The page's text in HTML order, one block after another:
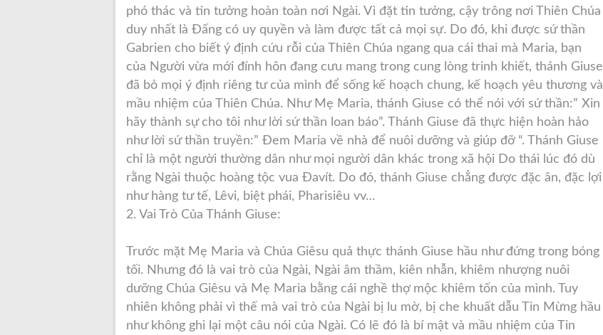
phó thác và tin tưởng hoàn toàn nơi Ngài. Vì đặt tin tưởng, cậy trông nơi Thiên Chúa
duy nhất là Đấng có uy quyền và làm được tất cả mọi sự. Do đó, khi được sứ thần
Gabrien cho biết ý định cứu rỗi của Thiên Chúa ngang qua cái thai mà Maria, bạn
của Người vừa mới đính hôn đang cưu mang trong cung lòng trinh khiết, thánh Giuse
đã bỏ mọi ý định riêng tư của mình để sống kế hoạch chung, kế hoạch yêu thương và
mầu nhiệm của Thiên Chúa. Như Mẹ Maria, thánh Giuse có thể nói với sứ thần:” Xin
hãy thành sự cho tôi như lời sứ thần loan báo”. Thánh Giuse đã thực hiện hoàn hảo
như lời sứ thần truyền:” Đem Maria về nhà để nuôi dưỡng và giúp đỡ “. Thánh Giuse
chỉ là một người thường dân như mọi người dân khác trong xã hội Do thái lúc đó dù
rằng Ngài thuộc hoàng tộc vua Đavít. Do đó, thánh Giuse chẳng được đặc ân, đặc lợi
như hàng tư tế, Lêvi, biệt phái, Pharisiêu vv…
2. Vai Trò Của Thánh Giuse:
Trước mặt Mẹ Maria và Chúa Giêsu quả thực thánh Giuse hầu như đứng trong bóng
tối. Nhưng đó là vai trò của Ngài, Ngài âm thầm, kiên nhẫn, khiêm nhượng nuôi
dưỡng Chúa Giêsu và Mẹ Maria bằng cái nghề thợ mộc khiêm tốn của mình. Tuy
nhiên không phải vì thế mà vai trò của Ngài bị lu mờ, bị che khuất dẫu Tin Mừng hầu
như không ghi lại một câu nói của Ngài. Có lẽ đó là bí mật và mầu nhiệm của Tin